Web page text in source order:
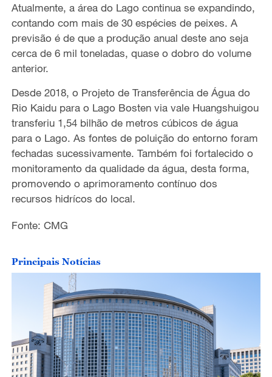
i
d
e
o
Atualmente, a área do Lago continua se expandindo,
contando com mais de 30 espécies de peixes. A
previsão é de que a produção anual deste ano seja
cerca de 6 mil toneladas, quase o dobro do volume
anterior.
Desde 2018, o Projeto de Transferência de Água do
Rio Kaidu para o Lago Bosten via vale Huangshuigou
transferiu 1,54 bilhão de metros cúbicos de água
para o Lago. As fontes de poluição do entorno foram
fechadas sucessivamente. Também foi fortalecido o
monitoramento da qualidade da água, desta forma,
promovendo o aprimoramento contínuo dos
recursos hidrícos do local.
Fonte: CMG
Principais Notícias